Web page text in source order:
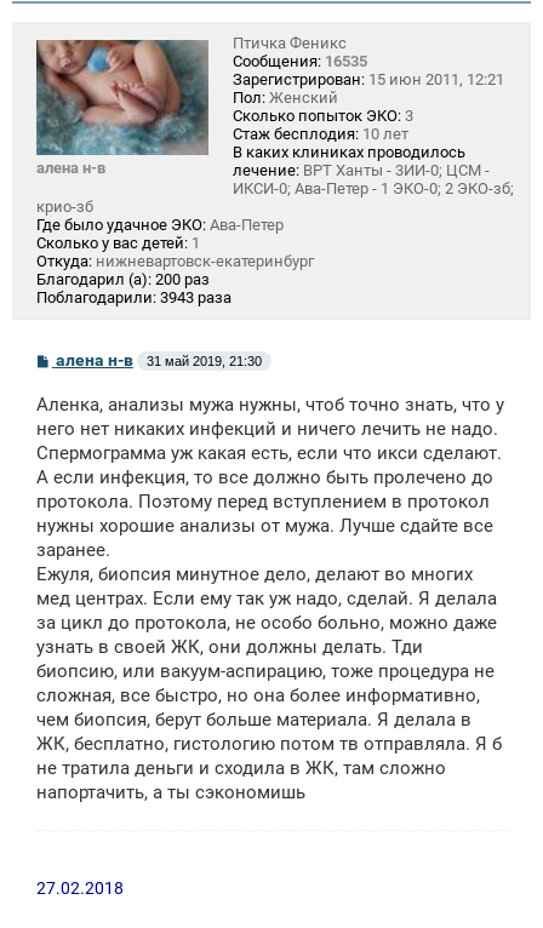
алена н-в
Птичка Феникс
Сообщения: 16535
Зарегистрирован: 15 июн 2011, 12:21
Пол: Женский
Сколько попыток ЭКО: 3
Стаж бесплодия: 10 лет
В каких клиниках проводилось
лечение: ВРТ Ханты - 3ИИ-0; ЦСМ -
ИКСИ-0; Ава-Петер - 1 ЭКО-0; 2 ЭКО-зб;
крио-зб
Где было удачное ЭКО: Ава-Петер
Сколько у вас детей: 1
Откуда: нижневартовск-екатеринбург
Благодарил (а): 200 раз
Поблагодарили: 3943 раза
С
о
б
щ
н
и
алена н-в 31 май 2019, 21:30
Аленка, анализы мужа нужны, чтоб точно знать, что у
него нет никаких инфекций и ничего лечить не надо.
Спермограмма уж какая есть, если что икси сделают.
А если инфекция, то все должно быть пролечено до
протокола. Поэтому перед вступлением в протокол
нужны хорошие анализы от мужа. Лучше сдайте все
заранее.
Ежуля, биопсия минутное дело, делают во многих
мед центрах. Если ему так уж надо, сделай. Я делала
за цикл до протокола, не особо больно, можно даже
узнать в своей ЖК, они должны делать. Тди
биопсию, или вакуум-аспирацию, тоже процедура не
сложная, все быстро, но она более информативно,
чем биопсия, берут больше материала. Я делала в
ЖК, бесплатно, гистологию потом тв отправляла. Я б
не тратила деньги и сходила в ЖК, там сложно
напортачить, а ты сэкономишь
27.02.2018